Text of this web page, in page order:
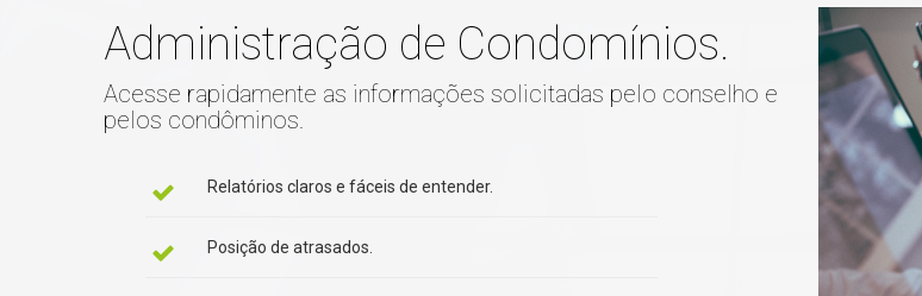
Administração de Condomínios.
Acesse rapidamente as informações solicitadas pelo conselho e
pelos condôminos.
Relatórios claros e fáceis de entender.
Posição de atrasados.